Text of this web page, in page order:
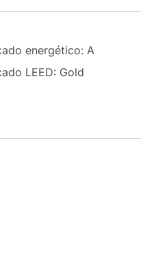
energético: A
LEED: Gold